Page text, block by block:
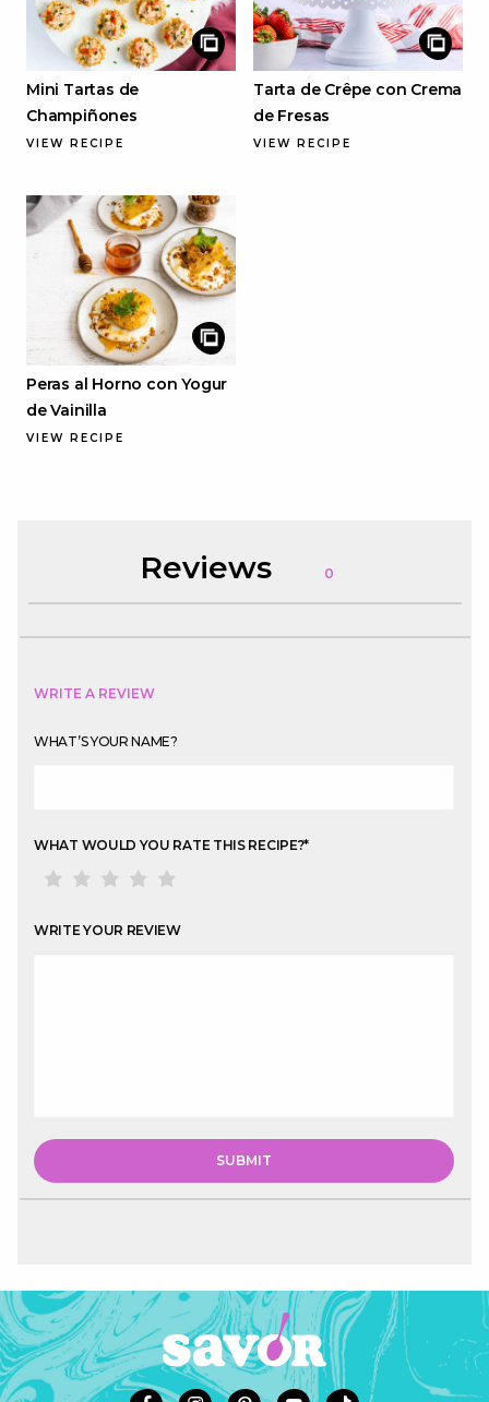
Mini Tartas de
Champiñones
VIEW RECIPE
Tarta de Crêpe con Crema
de Fresas
VIEW RECIPE
Peras al Horno con Yogur
de Vainilla
VIEW RECIPE
Reviews 0
WRITE A REVIEW
WHAT’S YOUR NAME?
WHAT WOULD YOU RATE THIS RECIPE?*
WRITE YOUR REVIEW